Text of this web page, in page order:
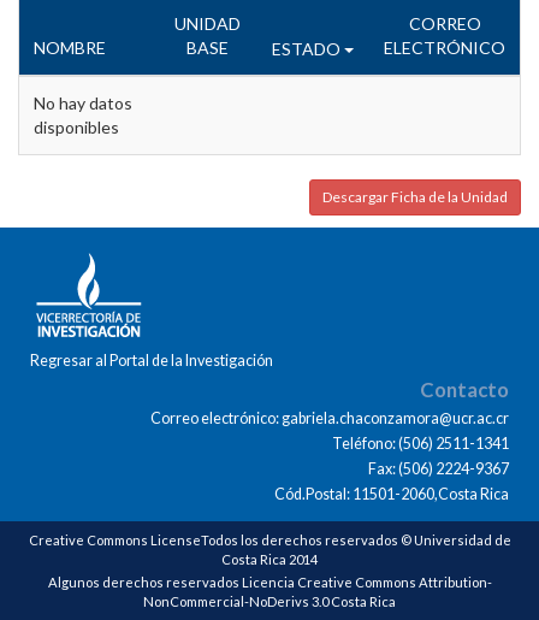
NOMBRE
UNIDAD
BASE
ESTADO
CORREO
ELECTRÓNICO
No hay datos
disponibles
Descargar Ficha de la Unidad
Regresar al Portal de la Investigación
Contacto
Correo electrónico: gabriela.chaconzamora@ucr.ac.cr
Teléfono: (506) 2511-1341
Fax: (506) 2224-9367
Cód.Postal: 11501-2060,Costa Rica
Creative Commons LicenseTodos los derechos reservados © Universidad de
Costa Rica 2014
Algunos derechos reservados Licencia Creative Commons Attribution-
NonCommercial-NoDerivs 3.0 Costa Rica